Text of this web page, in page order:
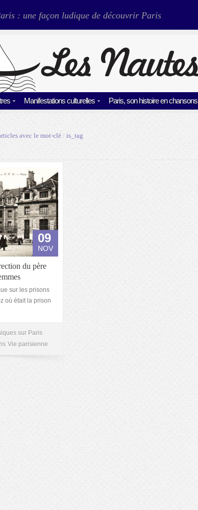
: une façon ludique de découvrir Paris
Manifestations culturelles Paris, son histoire en chansons
avec le mot-clé :is_tag
09
NOV
du père
sur les prisons
où était la prison
sur Paris
Vie parisienne